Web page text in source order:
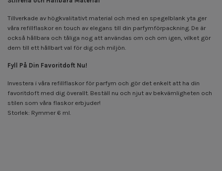
Tillverkade av högkvalitativt material och med en spegelblank yta ger
våra refillflaskor en touch av elegans till din parfymförpackning. De är
också hållbara och tåliga nog att användas om och om igen, vilket gör
dem till ett hållbart val för dig och miljön.
Fyll På Din Favoritdoft Nu!
Investera i våra refillflaskor för parfym och gör det enkelt att ha din
favoritdoft med dig överallt. Beställ nu och njut av bekvämligheten och
stilen som våra flaskor erbjuder!
Storlek: Rymmer 6 ml.